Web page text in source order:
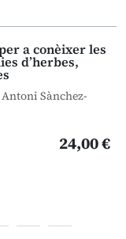
a conèixer les
d’herbes,
Sànchez-
24,00 €